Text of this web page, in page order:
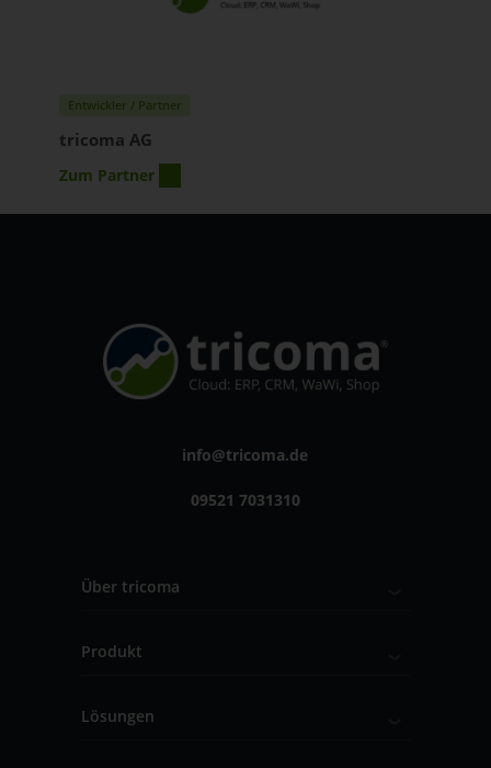
Entwickler / Partner
tricoma AG
Zum Partner
info@tricoma.de
09521 7031310
Über tricoma
Produkt
Lösungen